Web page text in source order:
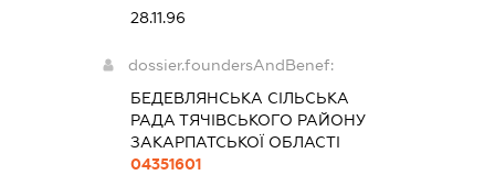
28.11.96
dossier.foundersAndBenef:
БЕДЕВЛЯНСЬКА СІЛЬСЬКА
РАДА ТЯЧІВСЬКОГО РАЙОНУ
ЗАКАРПАТСЬКОЇ ОБЛАСТІ
04351601